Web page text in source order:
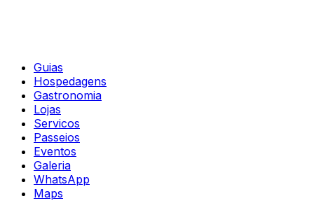
Guias
Hospedagens
Gastronomia
Lojas
Servicos
Passeios
Eventos
Galeria
WhatsApp
Maps